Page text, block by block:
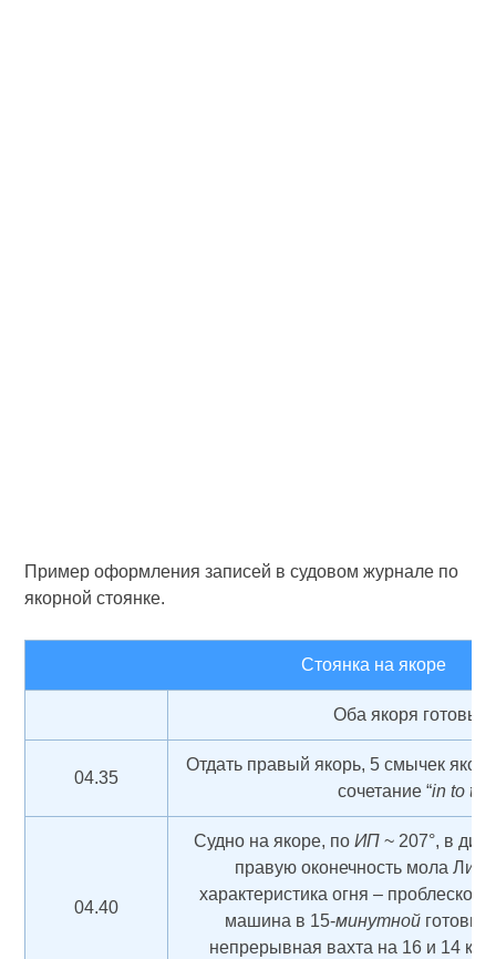
Пример оформления записей в судовом журнале по
якорной стоянке.
Стоянка на якоре
Оба якоря готовы к
04.35
Отдать правый якорь, 5 смычек
сочетание “in­ to
04.40
Судно на якоре, поИП ~ 207°, в
правую оконечность мола
характеристика огня –
машина в 15-минутной
непрерывная вахта на 16 и 14